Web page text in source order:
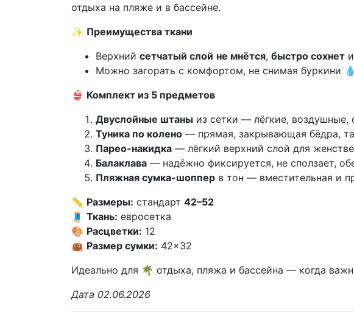
отдыха на пляже и в бассейне.
✨ Преимущества ткани
Верхний сетчатый слой не мнётся, быстро сохнет и
Можно загорать с комфортом, не снимая буркини 💧
👙 Комплект из 5 предметов
Двуслойные штаны из сетки — лёгкие,
Туника по колено — прямая, закрывающая бёдра,
Парео-накидка — лёгкий верхний слой для
Балаклава — надёжно фиксируется, не сползает,
Пляжная сумка-шоппер в тон — вместительная и
📏 Размеры: стандарт 42–52
🧵 Ткань: евросетка
🎨 Расцветки: 12
👜 Размер сумки: 42×32
Идеально для 🌴 отдыха, пляжа и бассейна — когда
Дата 02.06.2026